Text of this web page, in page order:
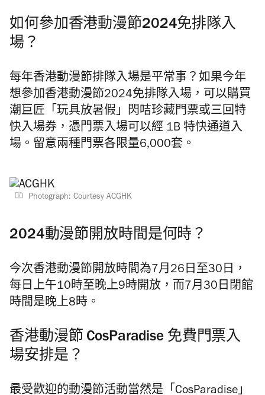
如何參加香港動漫節2024免排隊入
場？
每年香港動漫節排隊入場是平常事？如果今年
想參加香港動漫節2024免排隊入場，可以購買
潮巨匠「玩具放暑假」閃咭珍藏門票或三回特
快入場券，憑門票入場可以經 1B 特快通道入
場。留意兩種門票各限量6,000套。
Photograph: Courtesy ACGHK
2024動漫節開放時間是何時？
今次香港動漫節開放時間為7月26日至30日，
每日上午10時至晚上9時開放，而7月30日閉館
時間是晚上8時。
香港動漫節 CosParadise 免費門票入
場安排是？
最受歡迎的動漫節活動當然是「CosParadise」